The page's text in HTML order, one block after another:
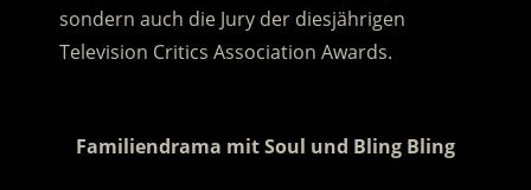
sondern auch die Jury der diesjährigen
Television Critics Association Awards.
Familiendrama mit Soul und Bling Bling